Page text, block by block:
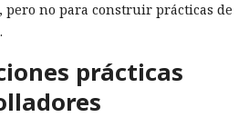
no para construir prácticas de
prácticas